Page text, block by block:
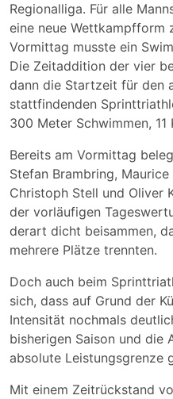
Regionalliga. Für alle
eine neue Wettkampfform
Vormittag musste ein
Die Zeitaddition der vier
dann die Startzeit für den
stattfindenden
300 Meter Schwimmen, 11
Bereits am Vormittag
Stefan Brambring,
Christoph Stell und Oliver
der vorläufigen
derart dicht beisammen,
mehrere Plätze trennten.
Doch auch beim
sich, dass auf Grund der
Intensität nochmals
bisherigen Saison und die
absolute Leistungsgrenze
Mit einem Zeitrückstand